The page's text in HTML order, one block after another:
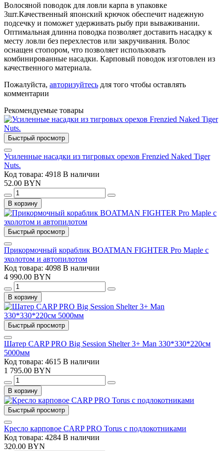
Волосяной поводок для ловли карпа в упаковке
3шт.Качественный японский крючок обеспечит надежную
подсечку и поможет удерживать рыбу при вываживании.
Оптимальная длинна поводка позволяет доставить насадку к
месту ловли без перехлестов или закручивания. Волос
оснащен стопором, что позволяет использовать
комбинированные насадки. Карповый поводок изготовлен из
качественного материала.
Пожалуйста, авторизуйтесь для того чтобы оставлять
комментарии
Рекомендуемые товары
Быстрый просмотр
Усиленные насадки из тигровых орехов Frenzied Naked Tiger
Nuts.
Код товара: 4918 В наличии
52.00 BYN
В корзину
Быстрый просмотр
Прикормочный кораблик BOATMAN FIGHTER Pro Maple с
эхолотом и автопилотом
Код товара: 4098 В наличии
4 990.00 BYN
В корзину
Быстрый просмотр
Шатер CARP PRO Big Session Shelter 3+ Man 330*330*220см
5000мм
Код товара: 4615 В наличии
1 795.00 BYN
В корзину
Быстрый просмотр
Кресло карповое CARP PRO Torus с подлокотниками
Код товара: 4284 В наличии
320.00 BYN